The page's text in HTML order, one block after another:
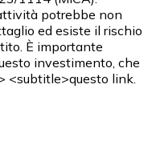
potrebbe non
ed esiste il rischio
È importante
investimento, che
<subtitle>questo link.